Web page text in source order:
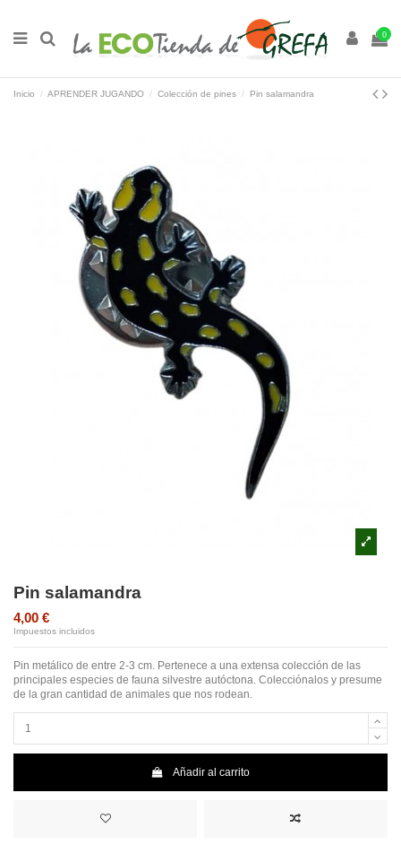
0
Inicio APRENDER JUGANDO Colección de pines Pin salamandra
Pin salamandra
4,00 €
Impuestos incluidos
Pin metálico de entre 2-3 cm. Pertenece a una extensa colección de las
principales especies de fauna silvestre autóctona. Colecciónalos y presume
de la gran cantidad de animales que nos rodean.
Añadir al carrito